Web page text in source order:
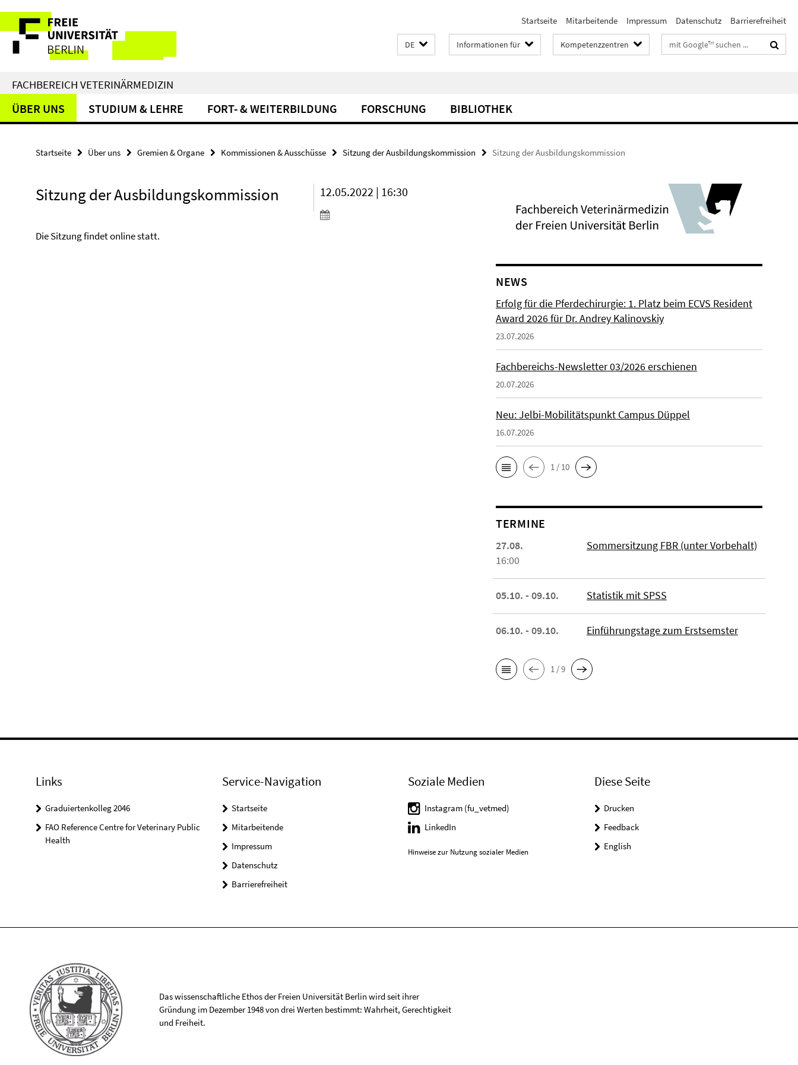
direkt
Inhalt
Service-
Navigation
Startseite Mitarbeitende Impressum Datenschutz Barrierefreiheit
DE Informationen für Kompetenzzentren Suchbegriffe
FACHBEREICH VETERINÄRMEDIZIN
ÜBER UNS STUDIUM & LEHRE FORT- & WEITERBILDUNG FORSCHUNG BIBLIOTHEK
Startseite Über uns Gremien & Organe Kommissionen & Ausschüsse Sitzung der Ausbildungskommission Sitzung der Ausbildungskommission
Sitzung der Ausbildungskommission 12.05.2022 | 16:30
Die Sitzung findet online statt.
NEWS
Erfolg für die Pferdechirurgie: 1. Platz beim ECVS Resident
Award 2026 für Dr. Andrey Kalinovskiy
23.07.2026
Fachbereichs-Newsletter 03/2026 erschienen
20.07.2026
Neu: Jelbi-Mobilitätspunkt Campus Düppel
16.07.2026
1 / 10
TERMINE
27.08.
16:00
Sommersitzung FBR (unter Vorbehalt)
05.10. - 09.10. Statistik mit SPSS
06.10. - 09.10. Einführungstage zum Erstsemster
1 / 9
Links
Graduiertenkolleg 2046
FAO Reference Centre for Veterinary Public
Health
Service-Navigation
Startseite
Mitarbeitende
Impressum
Datenschutz
Barrierefreiheit
Soziale Medien
Instagram (fu_vetmed)
LinkedIn
Hinweise zur Nutzung sozialer Medien
Diese Seite
Drucken
Feedback
English
Das wissenschaftliche Ethos der Freien Universität Berlin wird seit ihrer
Gründung im Dezember 1948 von drei Werten bestimmt: Wahrheit, Gerechtigkeit
und Freiheit.